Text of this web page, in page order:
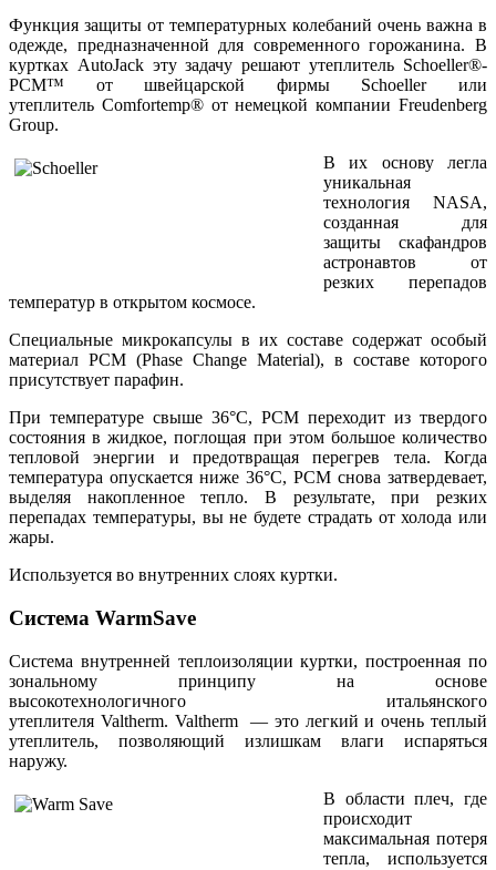
Функция защиты от температурных колебаний очень важна в
одежде, предназначенной для современного горожанина. В
куртках AutoJack эту задачу решают утеплитель Schoeller®-
PCM™ от швейцарской фирмы Schoeller или
утеплитель Comfortemp® от немецкой компании Freudenberg
Group.
В их основу легла
уникальная
технология NASA,
созданная для
защиты скафандров
астронавтов от
резких перепадов
температур в открытом космосе.
Специальные микрокапсулы в их составе содержат особый
материал PCM (Phase Change Material), в составе которого
присутствует парафин.
При температуре свыше 36°С, РСМ переходит из твердого
состояния в жидкое, поглощая при этом большое количество
тепловой энергии и предотвращая перегрев тела. Когда
температура опускается ниже 36°С, РСМ снова затвердевает,
выделяя накопленное тепло. В результате, при резких
перепадах температуры, вы не будете страдать от холода или
жары.
Используется во внутренних слоях куртки.
Система WarmSave
Система внутренней теплоизоляции куртки, построенная по
зональному принципу на основе
высокотехнологичного итальянского
утеплителя Valtherm. Valtherm— это легкий и очень теплый
утеплитель, позволяющий излишкам влаги испаряться
наружу.
В области плеч, где
происходит
максимальная потеря
тепла, используется